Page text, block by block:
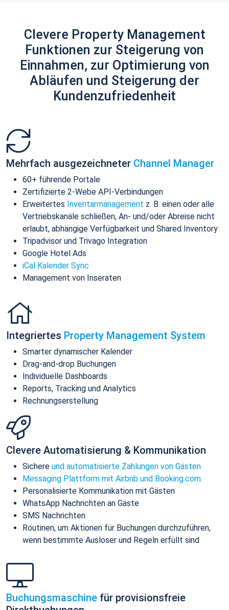
Clevere Property Management
Funktionen zur Steigerung von
Einnahmen, zur Optimierung von
Abläufen und Steigerung der
Kundenzufriedenheit
Mehrfach ausgezeichneter Channel Manager
60+ führende Portale
Zertifizierte 2-Webe API-Verbindungen
Erweitertes Inventarmanagement z. B. einen oder alle
Vertriebskanäle schließen, An- und/oder Abreise nicht
erlaubt, abhängige Verfügbarkeit und Shared Inventory
Tripadvisor und Trivago Integration
Google Hotel Ads
iCal Kalender Sync
Management von Inseraten
Integriertes Property Management System
Smarter dynamischer Kalender
Drag-and-drop Buchungen
Individuelle Dashboards
Reports, Tracking und Analytics
Rechnungserstellung
Clevere Automatisierung & Kommunikation
Sichere und automatisierte Zahlungen von Gästen
Messaging Plattform mit Airbnb und Booking.com
Personalisierte Kommunikation mit Gästen
WhatsApp Nachrichten an Gäste
SMS Nachrichten
Routinen, um Aktionen für Buchungen durchzuführen,
wenn bestimmte Auslöser und Regeln erfüllt sind
Buchungsmaschine für provisionsfreie